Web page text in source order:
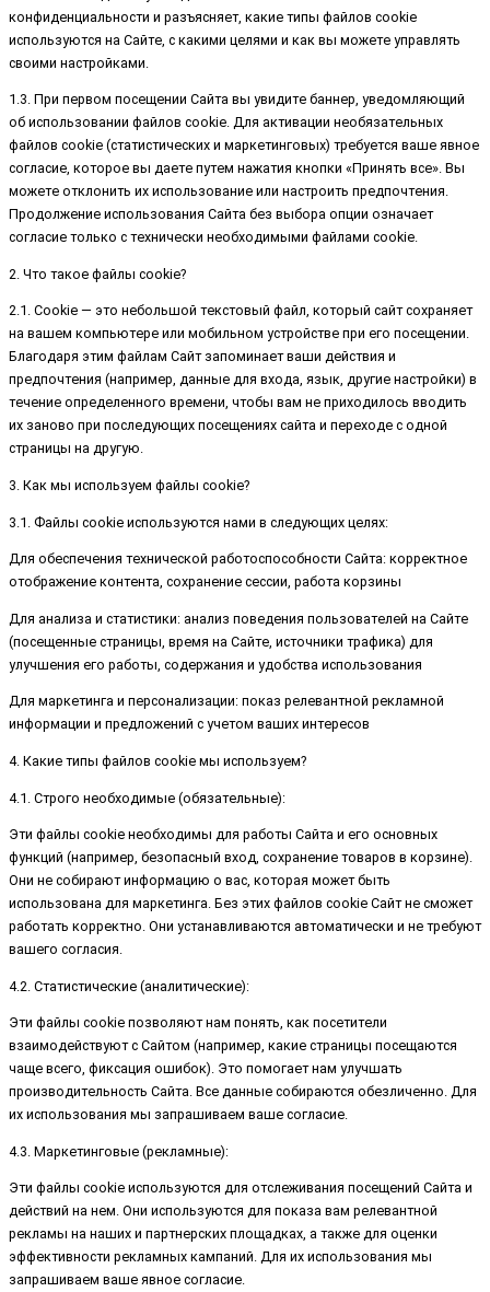
конфиденциальности и разъясняет, какие типы файлов cookie
используются на Сайте, с какими целями и как вы можете управлять
своими настройками.
1.3. При первом посещении Сайта вы увидите баннер, уведомляющий
об использовании файлов cookie. Для активации необязательных
файлов cookie (статистических и маркетинговых) требуется ваше явное
согласие, которое вы даете путем нажатия кнопки «Принять все». Вы
можете отклонить их использование или настроить предпочтения.
Продолжение использования Сайта без выбора опции означает
согласие только с технически необходимыми файлами cookie.
2. Что такое файлы cookie?
2.1. Cookie — это небольшой текстовый файл, который сайт сохраняет
на вашем компьютере или мобильном устройстве при его посещении.
Благодаря этим файлам Сайт запоминает ваши действия и
предпочтения (например, данные для входа, язык, другие настройки) в
течение определенного времени, чтобы вам не приходилось вводить
их заново при последующих посещениях сайта и переходе с одной
страницы на другую.
3. Как мы используем файлы cookie?
3.1. Файлы cookie используются нами в следующих целях:
Для обеспечения технической работоспособности Сайта: корректное
отображение контента, сохранение сессии, работа корзины
Для анализа и статистики: анализ поведения пользователей на Сайте
(посещенные страницы, время на Сайте, источники трафика) для
улучшения его работы, содержания и удобства использования
Для маркетинга и персонализации: показ релевантной рекламной
информации и предложений с учетом ваших интересов
4. Какие типы файлов cookie мы используем?
4.1. Строго необходимые (обязательные):
Эти файлы cookie необходимы для работы Сайта и его основных
функций (например, безопасный вход, сохранение товаров в корзине).
Они не собирают информацию о вас, которая может быть
использована для маркетинга. Без этих файлов cookie Сайт не сможет
работать корректно. Они устанавливаются автоматически и не требуют
вашего согласия.
4.2. Статистические (аналитические):
Эти файлы cookie позволяют нам понять, как посетители
взаимодействуют с Сайтом (например, какие страницы посещаются
чаще всего, фиксация ошибок). Это помогает нам улучшать
производительность Сайта. Все данные собираются обезличенно. Для
их использования мы запрашиваем ваше согласие.
4.3. Маркетинговые (рекламные):
Эти файлы cookie используются для отслеживания посещений Сайта и
действий на нем. Они используются для показа вам релевантной
рекламы на наших и партнерских площадках, а также для оценки
эффективности рекламных кампаний. Для их использования мы
запрашиваем ваше явное согласие.